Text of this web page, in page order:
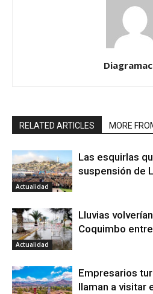
RELATED ARTICLES MORE
Actualidad
Las esquirlas
suspensión de
Actualidad
Lluvias
Coquimbo
Empresarios
llaman a visitar